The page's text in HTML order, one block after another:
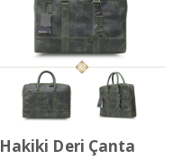
Hakiki Deri Çanta